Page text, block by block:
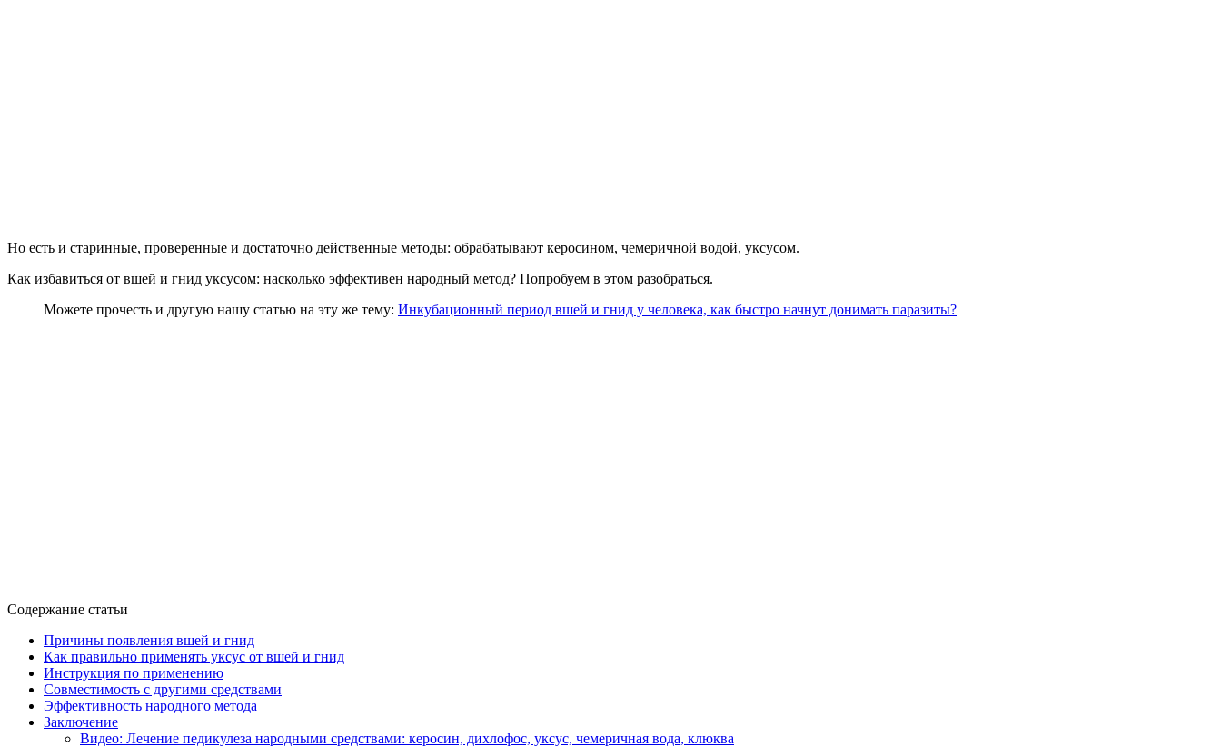
Но есть и старинные, проверенные и достаточно действенные методы: обрабатывают керосином, чемеричной водой, уксусом.
Как избавиться от вшей и гнид уксусом: насколько эффективен народный метод? Попробуем в этом разобраться.
Можете прочесть и другую нашу статью на эту же тему: Инкубационный период вшей и гнид у человека, как быстро начнут донимать паразиты?
Содержание статьи
Причины появления вшей и гнид
Как правильно применять уксус от вшей и гнид
Инструкция по применению
Совместимость с другими средствами
Эффективность народного метода
Заключение
Видео: Лечение педикулеза народными средствами: керосин, дихлофос, уксус, чемеричная вода, клюква